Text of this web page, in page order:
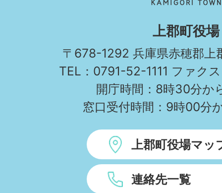
町
KAMIGORI
TOWN
上郡町役場
〒678-1292 兵庫県赤穂郡上
TEL：0791-52-1111 ファク
開庁時間：8時30分か
窓口受付時間：9時00分
上郡町役場マッ
連絡先一覧